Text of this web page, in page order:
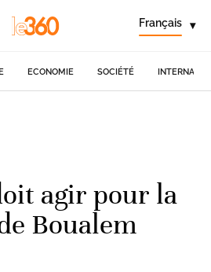
Français ▾
ECONOMIE SOCIÉTÉ
agir pour la
Boualem